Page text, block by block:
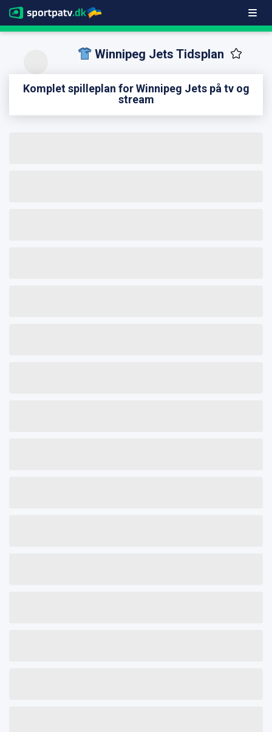
Winnipeg Jets Tidsplan
Komplet spilleplan for Winnipeg Jets på tv og
stream